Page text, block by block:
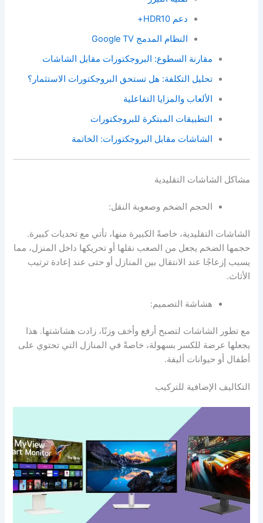
دعم HDR10+
النظام المدمج Google TV
مقارنة السطوع: البروجكتورات مقابل الشاشات
تحليل التكلفة: هل تستحق البروجكتورات الاستثمار؟
الألعاب والمزايا التفاعلية
التطبيقات المبتكرة للبروجكتورات
الشاشات مقابل البروجكتورات: الخاتمة
مشاكل الشاشات التقليدية
الحجم الضخم وصعوبة النقل:
الشاشات التقليدية، خاصةً الكبيرة منها، تأتي مع تحديات كبيرة.
حجمها الضخم يجعل من الصعب نقلها أو تحريكها داخل المنزل، مما
يسبب إزعاجًا عند الانتقال بين المنازل أو حتى عند إعادة ترتيب
الأثاث.
هشاشة التصميم:
مع تطور الشاشات لتصبح أرفع وأخف وزنًا، زادت هشاشتها. هذا
يجعلها عرضة للكسر بسهولة، خاصةً في المنازل التي تحتوي على
أطفال أو حيوانات أليفة.
التكاليف الإضافية للتركيب